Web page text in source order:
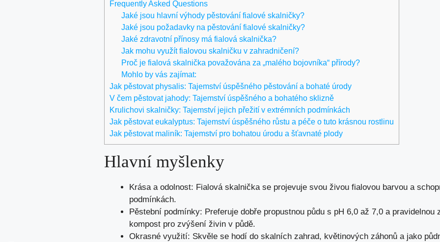
Frequently Asked Questions
Jaké jsou hlavní výhody pěstování fialové skalničky?
Jaké jsou požadavky na pěstování fialové skalničky?
Jaké zdravotní přínosy má fialová skalnička?
Jak mohu využít fialovou skalničku v zahradničení?
Proč je fialová skalnička považována za „malého bojovníka“ přírody?
Mohlo by vás zajímat:
Jak pěstovat physalis: Tajemství úspěšného pěstování a bohaté úrody
V čem pěstovat jahody: Tajemství úspěšného a bohatého sklizně
Krulichovi skalničky: Tajemství jejich přežití v extrémních podmínkách
Jak pěstovat eukalyptus: Tajemství úspěšného růstu a péče o tuto krásnou rostlinu
Jak pěstovat maliník: Tajemství pro bohatou úrodu a šťavnaté plody
Hlavní myšlenky
Krása a odolnost: Fialová skalnička se projevuje svou živou fialovou barvou a
podmínkách.
Pěstební podmínky: Preferuje dobře propustnou půdu s pH 6,0 až 7,0 a
kompost pro zvýšení živin v půdě.
Okrasné využití: Skvěle se hodí do skalních zahrad, květinových záhonů a jako